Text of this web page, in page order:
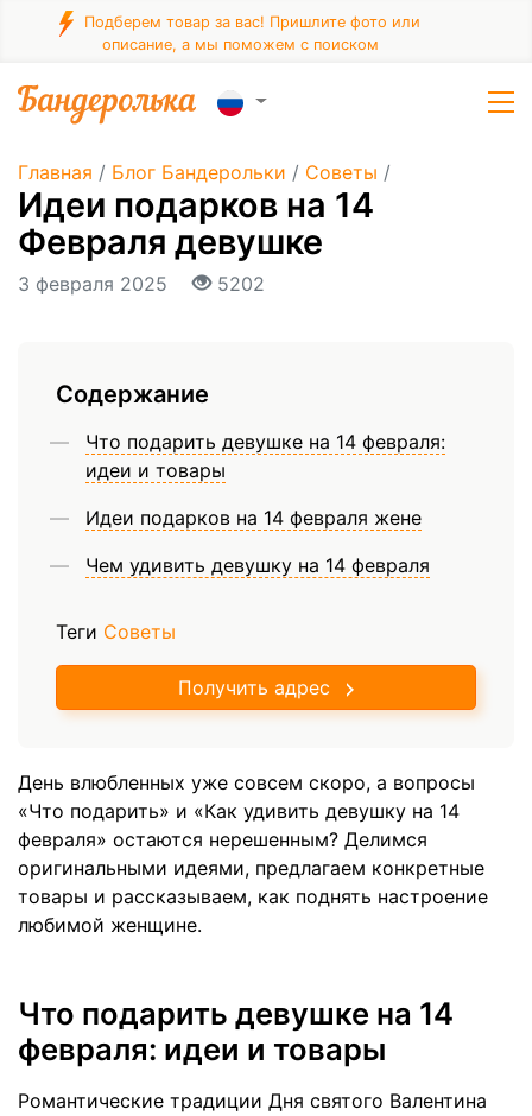
Подберем товар за вас! Пришлите фото или
описание, а мы поможем с поиском
Главная / Блог Бандерольки / Советы /
Идеи подарков на 14
Февраля девушке
3 февраля 2025 5202
Содержание
Что подарить девушке на 14 февраля:
идеи и товары
Идеи подарков на 14 февраля жене
Чем удивить девушку на 14 февраля
Теги Советы
Получить адрес
День влюбленных уже совсем скоро, а вопросы
«Что подарить» и «Как удивить девушку на 14
февраля» остаются нерешенным? Делимся
оригинальными идеями, предлагаем конкретные
товары и рассказываем, как поднять настроение
любимой женщине.
Что подарить девушке на 14
февраля: идеи и товары
Романтические традиции Дня святого Валентина